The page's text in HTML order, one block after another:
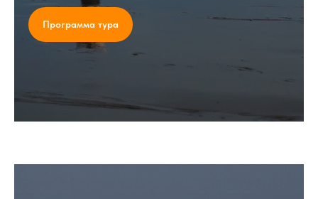
Программа тура